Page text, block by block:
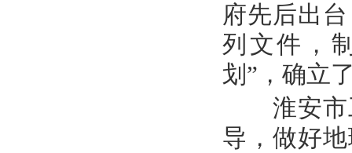
府先后出
列文件，
划”，确立
淮安市工
导，做好